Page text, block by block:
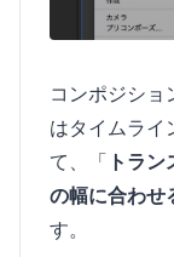
コンポジショ
はタイムライ
て、「 トラ
の幅に合わせ
す。